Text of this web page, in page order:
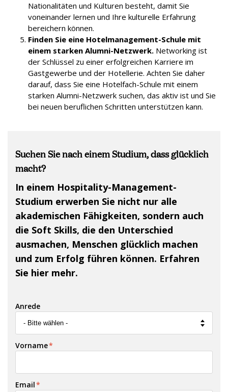
Nationalitäten und Kulturen besteht, damit Sie
voneinander lernen und Ihre kulturelle Erfahrung
bereichern können.
Finden Sie eine Hotelmanagement-Schule mit
einem starken Alumni-Netzwerk. Networking ist
der Schlüssel zu einer erfolgreichen Karriere im
Gastgewerbe und der Hotellerie. Achten Sie daher
darauf, dass Sie eine Hotelfach-Schule mit einem
starken Alumni-Netzwerk suchen, das aktiv ist und Sie
bei neuen beruflichen Schritten unterstützen kann.
Suchen Sie nach einem Studium, dass glücklich
macht?
In einem Hospitality-Management-
Studium erwerben Sie nicht nur alle
akademischen Fähigkeiten, sondern auch
die Soft Skills, die den Unterschied
ausmachen, Menschen glücklich machen
und zum Erfolg führen können. Erfahren
Sie hier mehr.
Anrede
Vorname*
Email*